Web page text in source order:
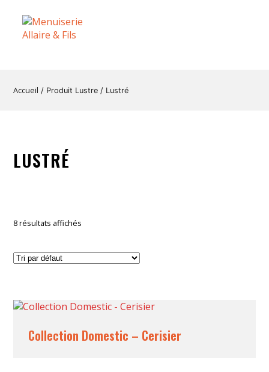
Accueil / Produit Lustre / Lustré
LUSTRÉ
8 résultats affichés
Collection Domestic – Cerisier